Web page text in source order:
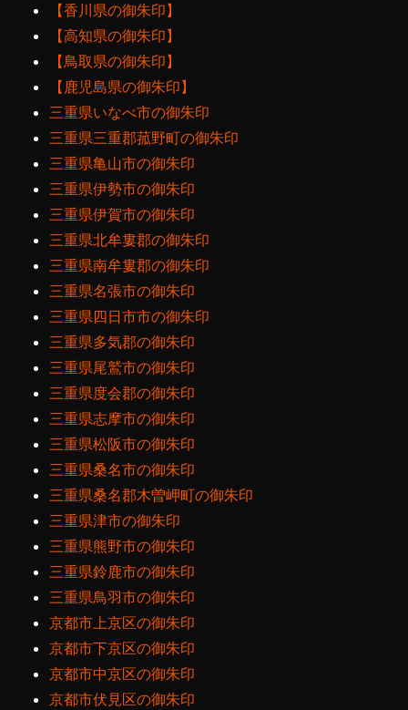
【香川県の御朱印】
【高知県の御朱印】
【鳥取県の御朱印】
【鹿児島県の御朱印】
三重県いなべ市の御朱印
三重県三重郡菰野町の御朱印
三重県亀山市の御朱印
三重県伊勢市の御朱印
三重県伊賀市の御朱印
三重県北牟婁郡の御朱印
三重県南牟婁郡の御朱印
三重県名張市の御朱印
三重県四日市市の御朱印
三重県多気郡の御朱印
三重県尾鷲市の御朱印
三重県度会郡の御朱印
三重県志摩市の御朱印
三重県松阪市の御朱印
三重県桑名市の御朱印
三重県桑名郡木曽岬町の御朱印
三重県津市の御朱印
三重県熊野市の御朱印
三重県鈴鹿市の御朱印
三重県鳥羽市の御朱印
京都市上京区の御朱印
京都市下京区の御朱印
京都市中京区の御朱印
京都市伏見区の御朱印